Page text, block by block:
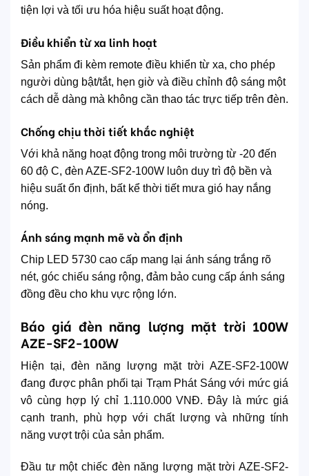
tiện lợi và tối ưu hóa hiệu suất hoạt động.
Điều khiển từ xa linh hoạt
Sản phẩm đi kèm remote điều khiển từ xa, cho phép
người dùng bật/tắt, hẹn giờ và điều chỉnh độ sáng một
cách dễ dàng mà không cần thao tác trực tiếp trên đèn.
Chống chịu thời tiết khắc nghiệt
Với khả năng hoạt động trong môi trường từ -20 đến
60 độ C, đèn AZE-SF2-100W luôn duy trì độ bền và
hiệu suất ổn định, bất kể thời tiết mưa gió hay nắng
nóng.
Ánh sáng mạnh mẽ và ổn định
Chip LED 5730 cao cấp mang lại ánh sáng trắng rõ
nét, góc chiếu sáng rộng, đảm bảo cung cấp ánh sáng
đồng đều cho khu vực rộng lớn.
Báo giá đèn năng lượng mặt trời 100W
AZE-SF2-100W
Hiện tại, đèn năng lượng mặt trời AZE-SF2-100W
đang được phân phối tại Trạm Phát Sáng với mức giá
vô cùng hợp lý chỉ 1.110.000 VNĐ. Đây là mức giá
cạnh tranh, phù hợp với chất lượng và những tính
năng vượt trội của sản phẩm.
Đầu tư một chiếc đèn năng lượng mặt trời AZE-SF2-